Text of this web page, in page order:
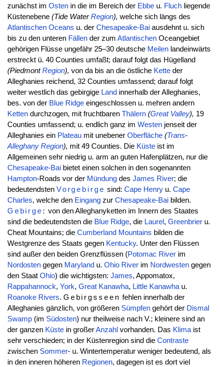
zunächst im Ostenin die im Bereich der Ebbeu. Fluchliegende
Küstenebene (Tide WaterRegion), welche sich längs des
Atlantischen Oceans u. der Chesapeake-Baiausdehnt u. sich
bis zu den unteren Fällender zum AtlantischenOceangebiet
gehörigen Flüsse ungefähr 25–30 deutsche Meilenlandeinwärts
erstreckt ü. 40 Counties umfaßt; darauf folgt das Hügelland
(PiedmontRegion), von da bis an die östliche Ketteder
Alleghanies reichend, 32 Counties umfassend; darauf folgt
weiter westlich das gebirgige Land innerhalb der Alleghanies,
bes. von der Blue Ridgeeingeschlossen u. mehren andern
Kettendurchzogen, mit fruchtbaren Thälern (Great Valley), 19
Counties umfassend; u. endlich ganz im Westenjenseit der
Alleghanies ein Plateaumit unebener Oberfläche (Trans-
Alleghany Region), mit 49 Counties. Die Küsteist im
Allgemeinen sehr niedrig u. arm an guten Hafenplätzen, nur die
Chesapeake-Baibietet einen solchen in den sogenannten
Hampton-Roads vor der Mündungdes James River; die
bedeutendsten Vorgebirge sind: Cape Henry u. Cape
Charles, welche den Eingangzur Chesapeake-Baibilden.
Gebirge : von den Alleghanyketten im Innern des Staates
sind die bedeutendsten die Blue Ridge, die Laurel , Greenbrieru.
Cheat Mountains; die Cumberland Mountains bilden die
Westgrenze des Staats gegen Kentucky. Unter den Flüssen
sind außer den beiden Grenzflüssen (Potomac Riverim
Nordostengegen Maryland u. Ohio Riverim Nordwestengegen
den Staat Ohio) die wichtigsten: James, Appomatox,
Rappahannock, York, Great Kanawha, Little Kanawhau.
Roanoke Rivers. Gebirgsseen fehlen innerhalb der
Alleghanies gänzlich, von größeren Sümpfengehört der Dismal
Swamp(im Südosten) nur theilweise nach V.; kleinere sind an
der ganzen Küstein großerAnzahl vorhanden. Das Klimaist
sehr verschieden; in der Küstenregion sind die Contraste
zwischen Sommer- u. Wintertemperatur weniger bedeutend, als
in den inneren höheren Regionen, dagegen ist es dort viel